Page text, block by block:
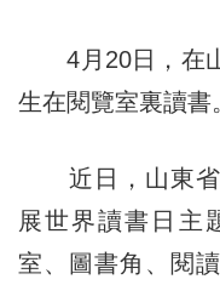
4月20日，在山
生在閱覽室裏讀書
近日，山東省
展世界讀書日主
室、圖書角、閱